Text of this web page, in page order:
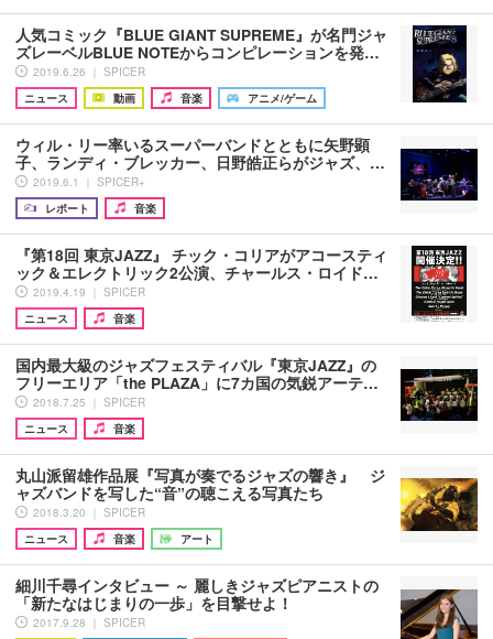
人気コミック『BLUE GIANT SUPREME』が名門ジャ
ズレーベルBLUE NOTEからコンピレーションを発…
2019.6.26 ｜ SPICER
ニュース
動画 音楽 アニメ/ゲーム
ウィル・リー率いるスーパーバンドとともに矢野顕
子、ランディ・ブレッカー、日野皓正らがジャズ、…
2019.6.1 ｜ SPICER+
レポート
音楽
『第18回 東京JAZZ』 チック・コリアがアコースティ
ック＆エレクトリック2公演、チャールス・ロイド…
2019.4.19 ｜ SPICER
ニュース
音楽
国内最大級のジャズフェスティバル『東京JAZZ』の
フリーエリア「the PLAZA」に7カ国の気鋭アーテ…
2018.7.25 ｜ SPICER
ニュース
音楽
丸山派留雄作品展『写真が奏でるジャズの響き』 ジ
ャズバンドを写した“音”の聴こえる写真たち
2018.3.20 ｜ SPICER
ニュース
音楽 アート
細川千尋インタビュー ～ 麗しきジャズピアニストの
「新たなはじまりの一歩」を目撃せよ！
2017.9.28 ｜ SPICER